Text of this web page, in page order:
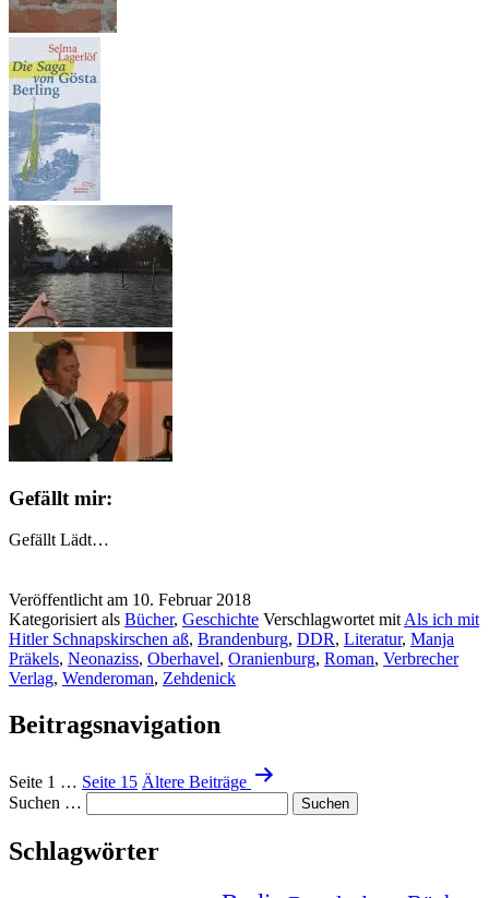
Gefällt mir:
Gefällt Lädt…
Veröffentlicht am 10. Februar 2018
Kategorisiert als Bücher, Geschichte Verschlagwortet mitAls ich mit
Hitler Schnapskirschen aß, Brandenburg, DDR, Literatur, Manja
Präkels, Neonaziss, Oberhavel, Oranienburg, Roman, Verbrecher
Verlag, Wenderoman, Zehdenick
Beitragsnavigation
Seite 1 … Seite 15 Ältere Beiträge
Suchen …
Schlagwörter